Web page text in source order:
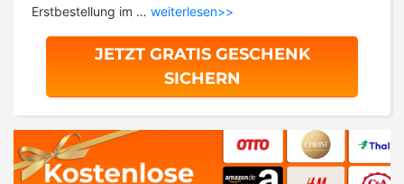
Erstbestellung im … weiterlesen>>
JETZT GRATIS GESCHENK
SICHERN